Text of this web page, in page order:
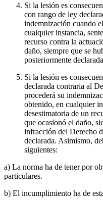
Si la lesión es
con rango de ley
indemnización cuando
cualquier instancia,
recurso contra la
daño, siempre que se
posteriormente
Si la lesión es
declarada contraria al
procederá su
obtenido, en cualquier
desestimatoria de un
que ocasionó el daño,
infracción del Derecho
declarada. Asimismo,
siguientes:
a) La norma ha de tener por
particulares.
b) El incumplimiento ha de